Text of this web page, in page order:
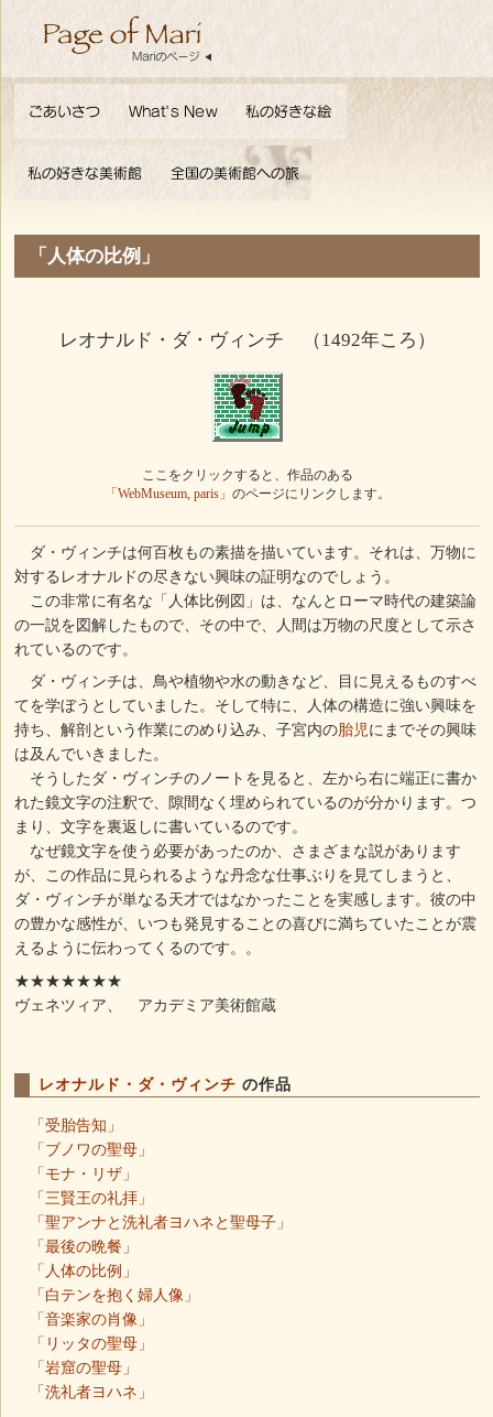
「人体の比例」
レオナルド・ダ・ヴィンチ （1492年ころ）
ここをクリックすると、作品のある
「WebMuseum, paris」 のページにリンクします。
ダ・ヴィンチは何百枚もの素描を描いています。それは、万物に
対するレオナルドの尽きない興味の証明なのでしょう。
この非常に有名な「人体比例図」は、なんとローマ時代の建築論
の一説を図解したもので、その中で、人間は万物の尺度として示さ
れているのです。
ダ・ヴィンチは、鳥や植物や水の動きなど、目に見えるものすべ
てを学ぼうとしていました。そして特に、人体の構造に強い興味を
持ち、解剖という作業にのめり込み、子宮内の胎児にまでその興味
は及んでいきました。
そうしたダ・ヴィンチのノートを見ると、左から右に端正に書か
れた鏡文字の注釈で、隙間なく埋められているのが分かります。つ
まり、文字を裏返しに書いているのです。
なぜ鏡文字を使う必要があったのか、さまざまな説があります
が、この作品に見られるような丹念な仕事ぶりを見てしまうと、
ダ・ヴィンチが単なる天才ではなかったことを実感します。彼の中
の豊かな感性が、いつも発見することの喜びに満ちていたことが震
えるように伝わってくるのです。。
★★★★★★★
ヴェネツィア、 アカデミア美術館蔵
レオナルド・ダ・ヴィンチ の作品
「受胎告知」
「ブノワの聖母」
「モナ・リザ」
「三賢王の礼拝」
「聖アンナと洗礼者ヨハネと聖母子」
「最後の晩餐」
「人体の比例」
「白テンを抱く婦人像」
「音楽家の肖像」
「リッタの聖母」
「岩窟の聖母」
「洗礼者ヨハネ」